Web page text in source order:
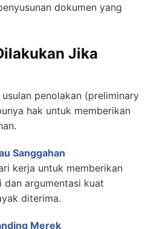
dokumen yang
Jika
penolakan (preliminary
hak untuk memberikan
Sanggahan
kerja untuk memberikan
dan argumentasi kuat
diterima.
Merek